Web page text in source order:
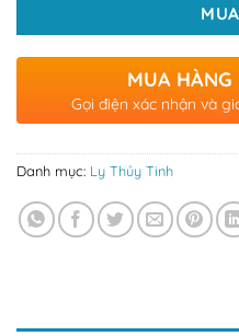
MUA HÀNG
Gọi điện xác nhận và
Danh mục: Ly Thủy Tinh